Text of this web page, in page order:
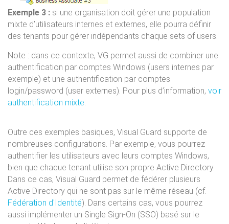
Exemple 3 : si une organisation doit gérer une population
mixte d’utilisateurs internes et externes, elle pourra définir
des tenants pour gérer indépendants chaque sets of users.
Note : dans ce contexte, VG permet aussi de combiner une
authentification par comptes Windows (users internes par
exemple) et une authentification par comptes
login/password (user externes). Pour plus d’information, voir
authentification mixte.
Outre ces exemples basiques, Visual Guard supporte de
nombreuses configurations. Par exemple, vous pourrez
authentifier les utilisateurs avec leurs comptes Windows,
bien que chaque tenant utilise son propre Active Directory.
Dans ce cas, Visual Guard permet de fédérer plusieurs
Active Directory qui ne sont pas sur le même réseau (cf.
Fédération d'Identité). Dans certains cas, vous pourrez
aussi implémenter un Single Sign-On (SSO) basé sur le